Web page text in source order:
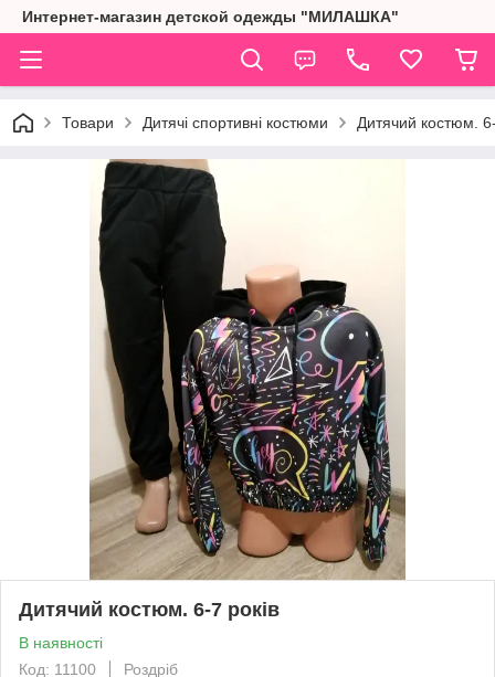
Интернет-магазин детской одежды "МИЛАШКА"
Товари Дитячі спортивні костюми Дитячий костюм.
Дитячий костюм. 6-7 років
В наявності
Код: 11100
Роздріб